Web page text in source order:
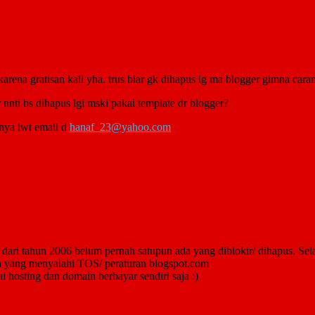
gratisan kali yha. trus biar gk dihapus lg ma blogger gimna
bs dihapus lgi mski pakai template dr blogger?
lwt email d hanaf_23@yahoo.com
tahun 2006 belum pernah satupun ada yang diblokir/ dihapus.
menyalahi TOS/ peraturan blogspot.com
hosting dan domain berbayar sendiri saja :)